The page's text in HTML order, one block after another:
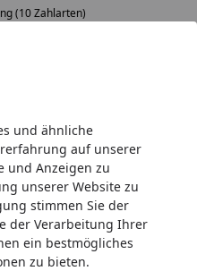
und ähnliche
auf unserer
und Anzeigen zu
unserer Website zu
stimmen Sie der
der Verarbeitung Ihrer
ein bestmögliches
zu bieten.
(10 Zahlarten)
Nutzen Sie
oder rufen Sie uns